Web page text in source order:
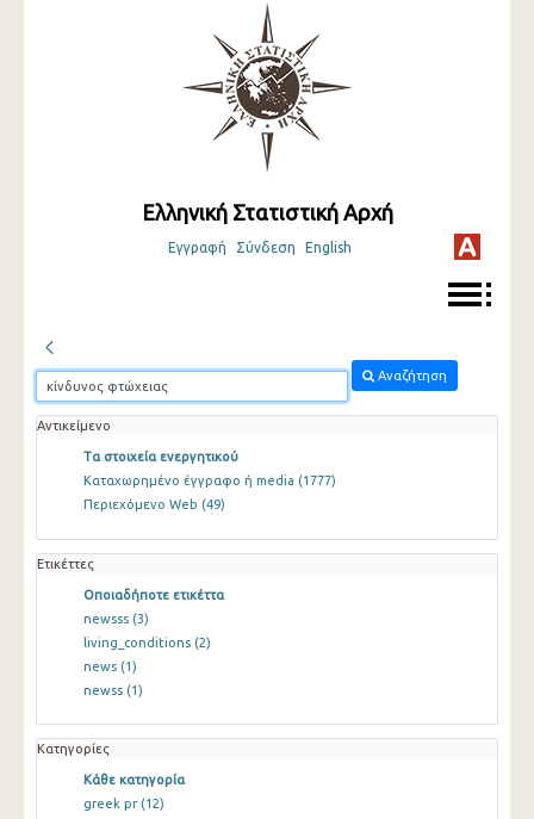
Ελληνική Στατιστική Αρχή
Εγγραφή Σύνδεση English
Αναζήτηση
Αντικείμενο
Τα στοιχεία ενεργητικού
Καταχωρημένο έγγραφο ή media (1777)
Περιεχόμενο Web (49)
Ετικέττες
Οποιαδήποτε ετικέττα
newsss (3)
living_conditions (2)
news (1)
newss (1)
Κατηγορίες
Κάθε κατηγορία
greek pr (12)